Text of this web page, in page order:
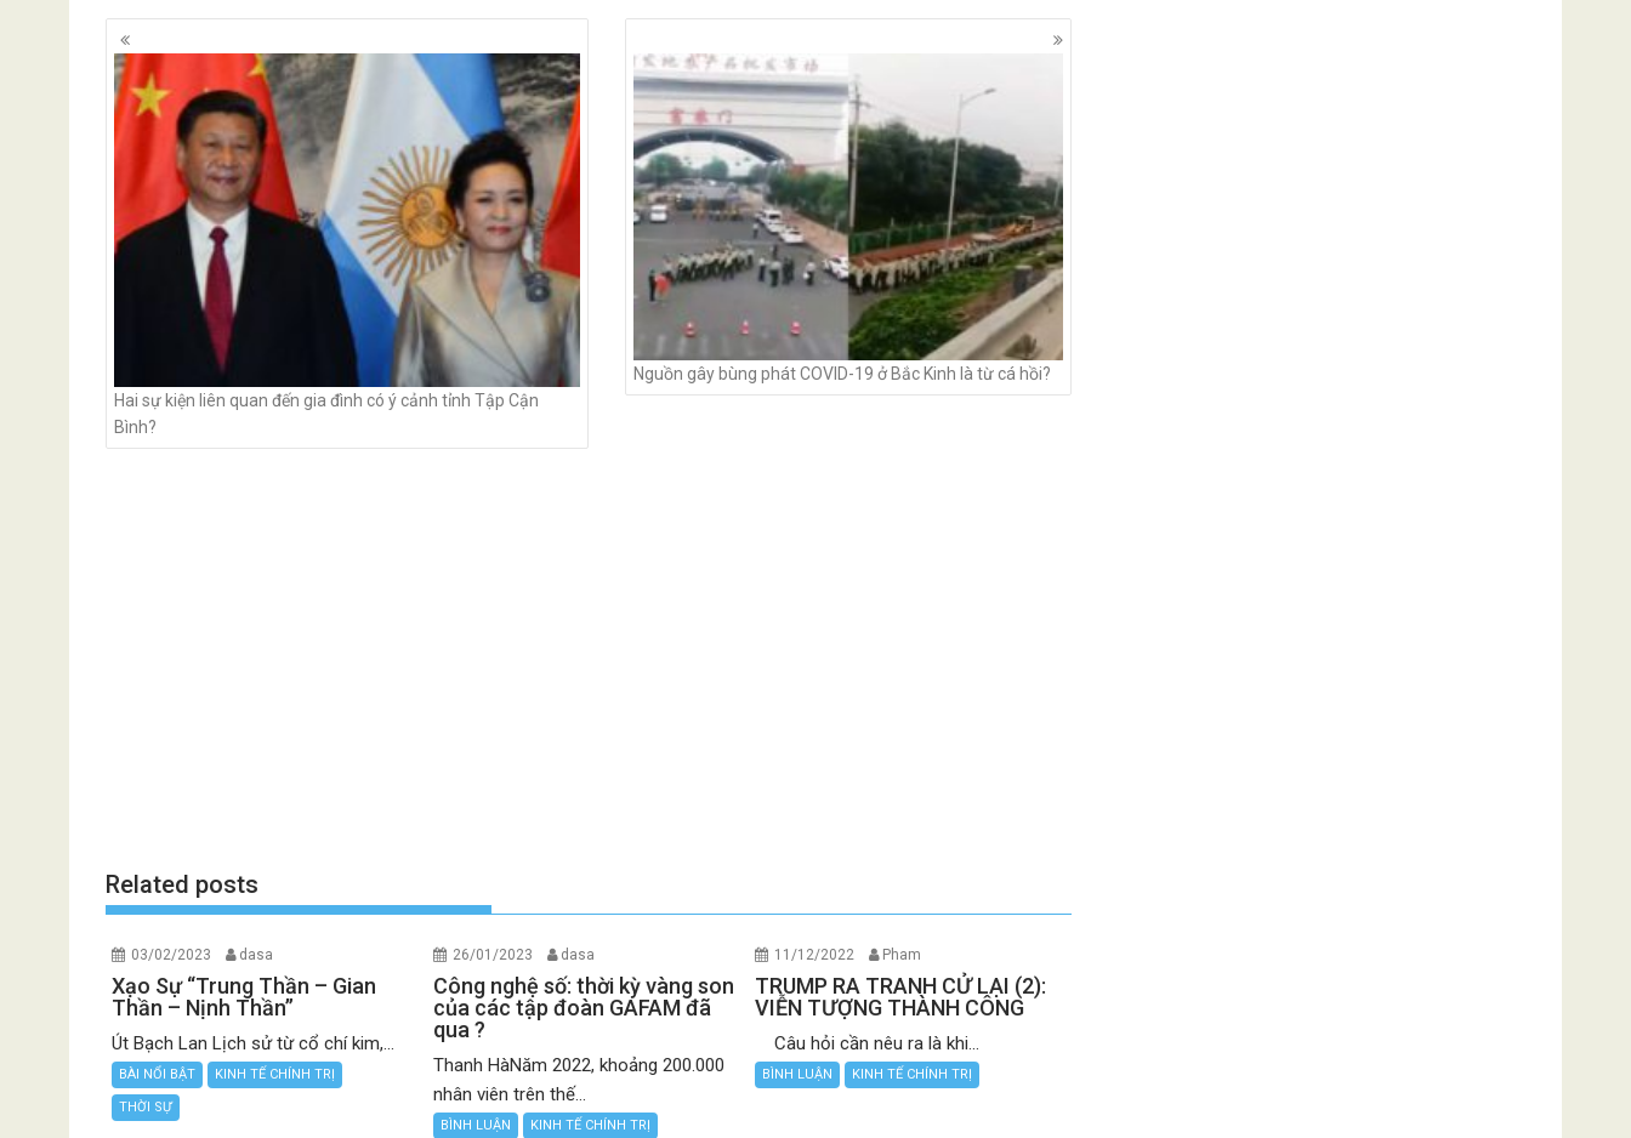
Posts
navigation
Hai sự kiện liên quan đến gia đình có ý cảnh tỉnh Tập Cận
Bình?
Nguồn gây bùng phát COVID-19 ở Bắc Kinh là từ cá hồi?
Related posts
03/02/2023 dasa
Xạo Sự “Trung Thần – Gian
Thần – Nịnh Thần”
Út Bạch Lan Lịch sử từ cổ chí kim,...
BÀI NỔI BẬT KINH TẾ CHÍNH TRỊ
THỜI SỰ
26/01/2023 dasa
Công nghệ số: thời kỳ vàng son
của các tập đoàn GAFAM đã
qua ?
Thanh HàNăm 2022, khoảng 200.000
nhân viên trên thế...
BÌNH LUẬN KINH TẾ CHÍNH TRỊ
11/12/2022 Pham
TRUMP RA TRANH CỬ LẠI (2):
VIỄN TƯỢNG THÀNH CÔNG
Câu hỏi cần nêu ra là khi...
BÌNH LUẬN KINH TẾ CHÍNH TRỊ